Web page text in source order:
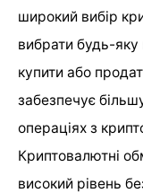
широкий вибір
вибрати будь-яку
купити або
забезпечує
операціях з
Криптовалютні
високий рівень